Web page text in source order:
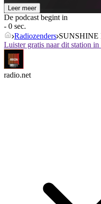
Leer meer
De podcast begint in
- 0 sec.
Radiozenders SUNSHINE
Luister gratis naar dit station in
radio.net